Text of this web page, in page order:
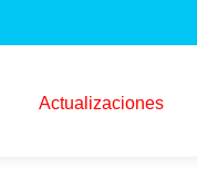
Actualizaciones